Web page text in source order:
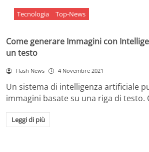
Tecnologia Top-News
Come generare Immagini con
un testo
Flash News 4 Novembre 2021
Un sistema di intelligenza artificiale
immagini basate su una riga di testo.
Leggi di più